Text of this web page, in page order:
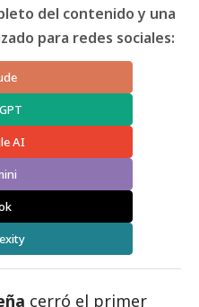
del contenido y una
para redes sociales:
AI
cerró el primer